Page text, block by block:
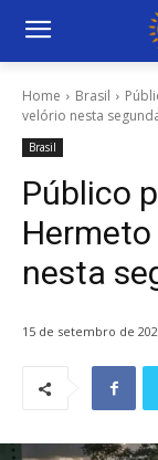
Home Brasil
velório nesta
Brasil
Público
nesta
15 de setembro de